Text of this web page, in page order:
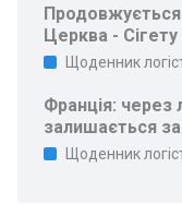
Продовжується
Церква -
Щоденник
Франція: через
залишається
Щоденник